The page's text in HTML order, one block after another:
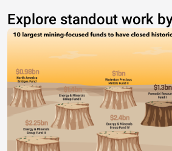
Explore standout work